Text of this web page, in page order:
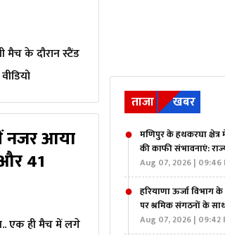
मैच के दौरान स्टैंड
नजर आया
41
एक ही मैच में लगे
ताजा खबर
मणिपुर के हथकरघा क्षेत्र
की काफी संभावनाएं:
Aug 07, 2026 | 09:46
हरियाणा ऊर्जा विभाग
पर श्रमिक संगठनों के
Aug 07, 2026 | 09:42